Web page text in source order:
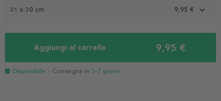
21 x 30 cm 9,95 €
Aggiungi al carrello 9,95 €
Disponibile - Consegna in 3-7 giorni